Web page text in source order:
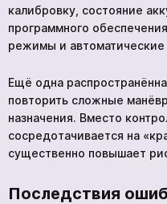
калибровку, состояние
программного
режимы и автоматические
Ещё одна
повторить сложные
назначения. Вместо
сосредотачивается на
существенно повышает
Последствия